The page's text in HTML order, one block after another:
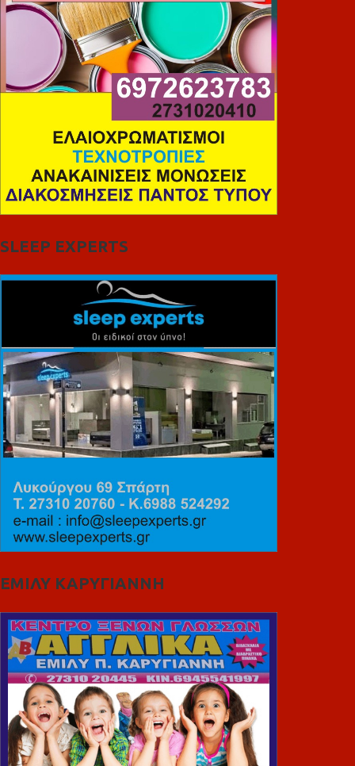
SLEEP EXPERTS
ΕΜΙΛΥ ΚΑΡΥΓΙΑΝΝΗ